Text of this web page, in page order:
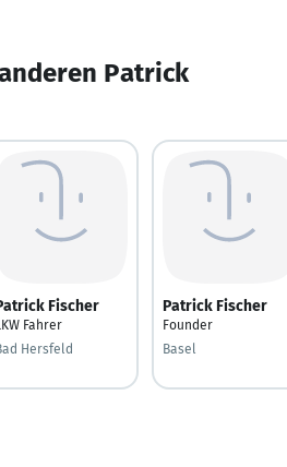
Patrick
Fischer
Fahrer
Hersfeld
Patrick Fischer
Founder
Basel